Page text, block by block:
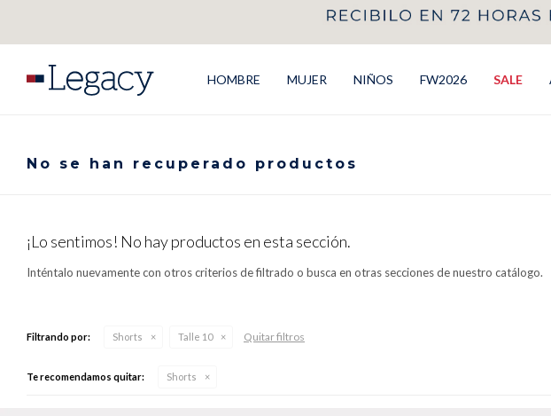
HOMBRE MUJER NIÑOS FW2026 SALE
No se han recuperado productos
¡Lo sentimos! No hay productos en esta sección.
Inténtalo nuevamente con otros criterios de filtrado o busca en otras secciones de nuestro catálogo.
Filtrando por: Shorts Talle 10 Quitar filtros
Te recomendamos quitar: Shorts